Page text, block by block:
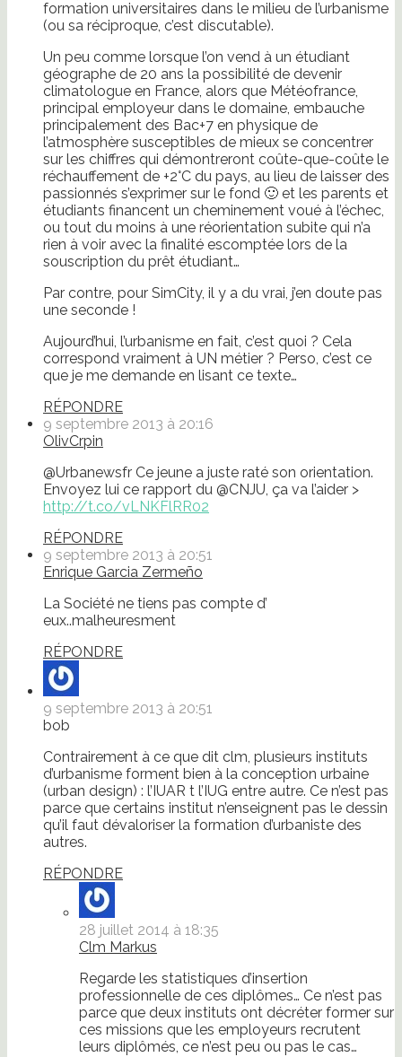
formation universitaires dans le milieu de l’urbanisme
(ou sa réciproque, c’est discutable).
Un peu comme lorsque l’on vend à un étudiant
géographe de 20 ans la possibilité de devenir
climatologue en France, alors que Météofrance,
principal employeur dans le domaine, embauche
principalement des Bac+7 en physique de
l’atmosphère susceptibles de mieux se concentrer
sur les chiffres qui démontreront coûte-que-coûte le
réchauffement de +2°C du pays, au lieu de laisser des
passionnés s’exprimer sur le fond 🙂 et les parents et
étudiants financent un cheminement voué à l’échec,
ou tout du moins à une réorientation subite qui n’a
rien à voir avec la finalité escomptée lors de la
souscription du prêt étudiant…
Par contre, pour SimCity, il y a du vrai, j’en doute pas
une seconde !
Aujourd’hui, l’urbanisme en fait, c’est quoi ? Cela
correspond vraiment à UN métier ? Perso, c’est ce
que je me demande en lisant ce texte…
RÉPONDRE
9 septembre 2013 à 20:16
OlivCrpin
@Urbanewsfr Ce jeune a juste raté son orientation.
Envoyez lui ce rapport du @CNJU, ça va l’aider >
http://t.co/vLNKFlRR02
RÉPONDRE
9 septembre 2013 à 20:51
Enrique Garcia Zermeño
La Société ne tiens pas compte d’
eux..malheuresment
RÉPONDRE
9 septembre 2013 à 20:51
bob
Contrairement à ce que dit clm, plusieurs instituts
d’urbanisme forment bien à la conception urbaine
(urban design) : l’IUAR t l’IUG entre autre. Ce n’est pas
parce que certains institut n’enseignent pas le dessin
qu’il faut dévaloriser la formation d’urbaniste des
autres.
RÉPONDRE
28 juillet 2014 à 18:35
Clm Markus
Regarde les statistiques d’insertion
professionnelle de ces diplômes… Ce n’est pas
parce que deux instituts ont décréter former sur
ces missions que les employeurs recrutent
leurs diplômés, ce n’est peu ou pas le cas…